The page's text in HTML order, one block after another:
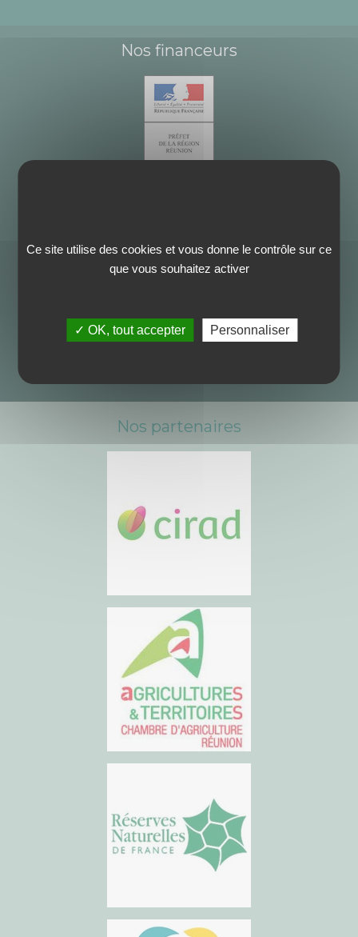
Nos financeurs
Nos partenaires
Ce site utilise des cookies et vous donne le contrôle sur ce
que vous souhaitez activer
✓ OK, tout accepter Personnaliser